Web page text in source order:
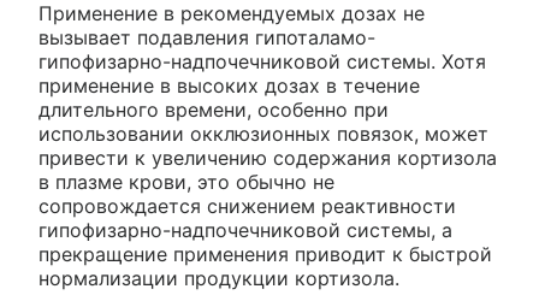
Применение в рекомендуемых дозах не
вызывает подавления гипоталамо-
гипофизарно-надпочечниковой системы. Хотя
применение в высоких дозах в течение
длительного времени, особенно при
использовании окклюзионных повязок, может
привести к увеличению содержания кортизола
в плазме крови, это обычно не
сопровождается снижением реактивности
гипофизарно-надпочечниковой системы, а
прекращение применения приводит к быстрой
нормализации продукции кортизола.